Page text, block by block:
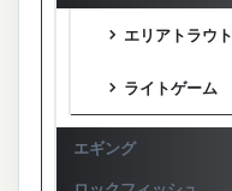
エリアトラウト
ライトゲーム
エギング